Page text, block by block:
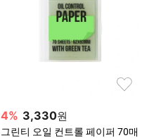
4% 3,330원
그린티 오일 컨트롤 페이퍼 70매